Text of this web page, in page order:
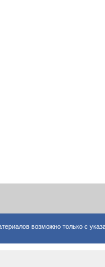
возможно только с